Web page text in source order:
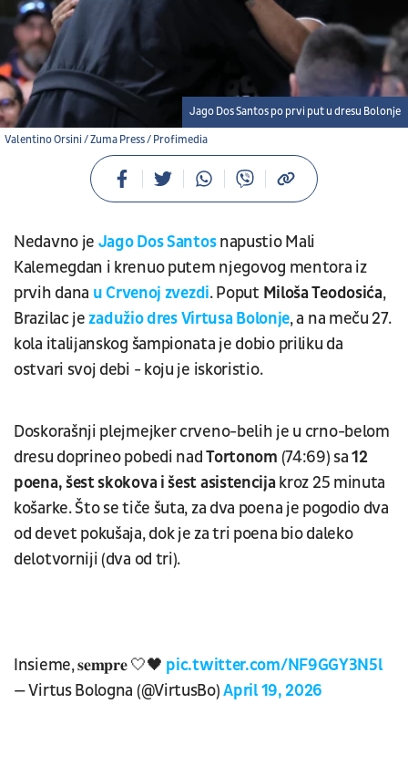
Valentino Orsini / Zuma Press / Profimedia
Jago Dos Santos po prvi put u dresu Bolonje
Nedavno je JagoDosSantos napustio Mali
Kalemegdan i krenuo putem njegovog mentora iz
prvih dana u Crvenoj zvezdi. Poput MilošaTeodosića,
Brazilac jezadužio dresVirtusa Bolonje, a na meču 27.
kola italijanskog šampionata je dobio priliku da
ostvari svoj debi - koju je iskoristio.
Doskorašnji plejmejker crveno-belih je u crno-belom
dresu doprineo pobedi nadTortonom (74:69) sa12
poena, šest skokova i šest asistencijakroz 25 minuta
košarke. Što se tiče šuta, za dva poena je pogodio dva
od devet pokušaja, dok je za tri poena bio daleko
delotvorniji (dva od tri).
Insieme, 𝐬𝐞𝐦𝐩𝐫𝐞 🤍🖤 pic.twitter.com/NF9GGY3N5l
— Virtus Bologna (@VirtusBo)April 19, 2026